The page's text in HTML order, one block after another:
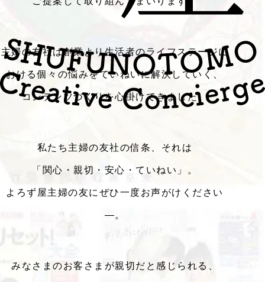
主婦の友社は創業より生活者のライフステージに
おける個々の悩みをていねいに解決していく、
コンテンツづくりを心掛けてきました。
私たち主婦の友社の信条、それは
「関心・親切・安心・ていねい」。
よろず屋主婦の友にぜひ一度お声がけください
―。
みなさまのお客さまが親切だと感じられる、